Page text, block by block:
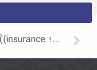
کیا بیمہ ( (insurance میں ملازمت کرنا شرعادرست ہے؟